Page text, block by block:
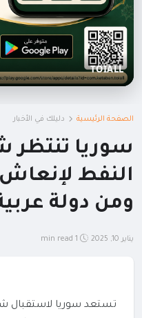
TOIALL
الصفحة الرئيسية دليلك في الأخبار
سوريا
النفط
ومن دولة
يناير 10, 2025 1 min read
تستعد سوريا